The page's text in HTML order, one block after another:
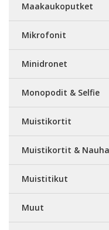
Maakaukoputket
Mikrofonit
Minidronet
Monopodit & Selfie
Muistikortit
Muistikortit &
Muistitikut
Muut